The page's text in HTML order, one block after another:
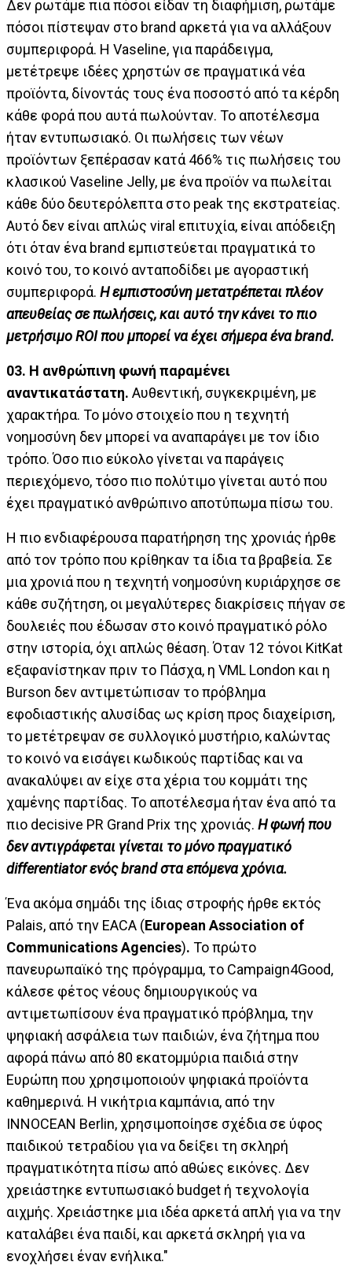
Δεν ρωτάμε πια πόσοι είδαν τη διαφήμιση, ρωτάμε
πόσοι πίστεψαν στο brand αρκετά για να αλλάξουν
συμπεριφορά. Η Vaseline, για παράδειγμα,
μετέτρεψε ιδέες χρηστών σε πραγματικά νέα
προϊόντα, δίνοντάς τους ένα ποσοστό από τα κέρδη
κάθε φορά που αυτά πωλούνταν. Το αποτέλεσμα
ήταν εντυπωσιακό. Οι πωλήσεις των νέων
προϊόντων ξεπέρασαν κατά 466% τις πωλήσεις του
κλασικού Vaseline Jelly, με ένα προϊόν να πωλείται
κάθε δύο δευτερόλεπτα στο peak της εκστρατείας.
Αυτό δεν είναι απλώς viral επιτυχία, είναι απόδειξη
ότι όταν ένα brand εμπιστεύεται πραγματικά το
κοινό του, το κοινό ανταποδίδει με αγοραστική
συμπεριφορά. Η εμπιστοσύνη μετατρέπεται πλέον
απευθείας σε πωλήσεις, και αυτό την κάνει το πιο
μετρήσιμοROIπου μπορεί να έχει σήμερα ένα brand.
03. Η ανθρώπινη φωνή παραμένει
αναντικατάστατη. Αυθεντική, συγκεκριμένη, με
χαρακτήρα. Το μόνο στοιχείο που η τεχνητή
νοημοσύνη δεν μπορεί να αναπαράγει με τον ίδιο
τρόπο. Όσο πιο εύκολο γίνεται να παράγεις
περιεχόμενο, τόσο πιο πολύτιμο γίνεται αυτό που
έχει πραγματικό ανθρώπινο αποτύπωμα πίσω του.
Η πιο ενδιαφέρουσα παρατήρηση της χρονιάς ήρθε
από τον τρόπο που κρίθηκαν τα ίδια τα βραβεία. Σε
μια χρονιά που η τεχνητή νοημοσύνη κυριάρχησε σε
κάθε συζήτηση, οι μεγαλύτερες διακρίσεις πήγαν σε
δουλειές που έδωσαν στο κοινό πραγματικό ρόλο
στην ιστορία, όχι απλώς θέαση. Όταν 12 τόνοι KitKat
εξαφανίστηκαν πριν το Πάσχα, η VML London και η
Burson δεν αντιμετώπισαν το πρόβλημα
εφοδιαστικής αλυσίδας ως κρίση προς διαχείριση,
το μετέτρεψαν σε συλλογικό μυστήριο, καλώντας
το κοινό να εισάγει κωδικούς παρτίδας και να
ανακαλύψει αν είχε στα χέρια του κομμάτι της
χαμένης παρτίδας. Το αποτέλεσμα ήταν ένα από τα
πιο decisive PR Grand Prix της χρονιάς. Η φωνή που
δεν αντιγράφεται γίνεται το μόνο πραγματικό
differentiatorενός brandστα επόμενα χρόνια.
Ένα ακόμα σημάδι της ίδιας στροφής ήρθε εκτός
Palais, από την EACA (European Association of
Communications Agencies). Το πρώτο
πανευρωπαϊκό της πρόγραμμα, το Campaign4Good,
κάλεσε φέτος νέους δημιουργικούς να
αντιμετωπίσουν ένα πραγματικό πρόβλημα, την
ψηφιακή ασφάλεια των παιδιών, ένα ζήτημα που
αφορά πάνω από 80 εκατομμύρια παιδιά στην
Ευρώπη που χρησιμοποιούν ψηφιακά προϊόντα
καθημερινά. Η νικήτρια καμπάνια, από την
INNOCEAN Berlin, χρησιμοποίησε σχέδια σε ύφος
παιδικού τετραδίου για να δείξει τη σκληρή
πραγματικότητα πίσω από αθώες εικόνες. Δεν
χρειάστηκε εντυπωσιακό budget ή τεχνολογία
αιχμής. Χρειάστηκε μια ιδέα αρκετά απλή για να την
καταλάβει ένα παιδί, και αρκετά σκληρή για να
ενοχλήσει έναν ενήλικα."